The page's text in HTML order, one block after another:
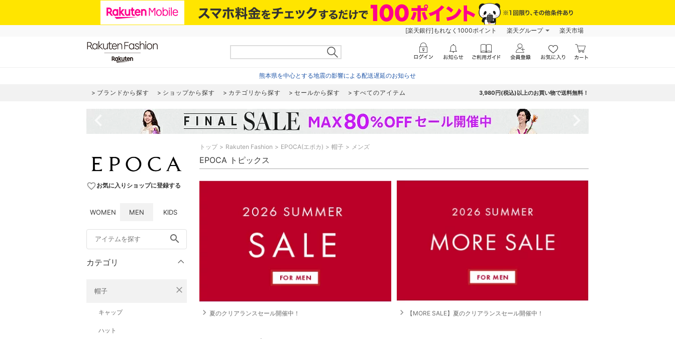
[楽天銀行]もれなく1000ポイント 楽天グループ 楽天市場
熊本県を中心とする地震の影響による配送遅延のお知らせ
ブランドから探す ショップから探す カテゴリから探す セールから探す すべてのアイテム 3,980円(税込)以上のお買い物で送料無料！
favorite_borderお気に入りショップに登録する
WOMEN MEN KIDS
search
カテゴリ
帽子 close
キャップ
ハット
トップ Rakuten Fashion EPOCA(エポカ) 帽子 メンズ
EPOCA トピックス
navigate_next 夏のクリアランスセール開催中！ navigate_next 【MORE SALE】夏のクリアランスセール開催中！